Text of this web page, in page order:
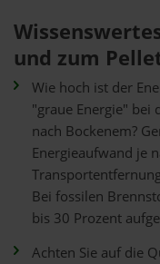
und zum
Wie hoch ist der
"graue Energie" bei
nach Bockenem?
Energieaufwand je
Bei fossilen
bis 30 Prozent
Achten Sie auf die